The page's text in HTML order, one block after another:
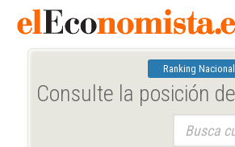
Ranking
Consulte la posición